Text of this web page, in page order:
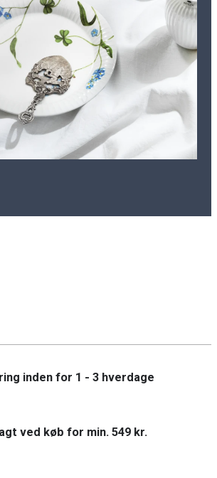
inden for 1 - 3 hverdage
ved køb for min. 549 kr.